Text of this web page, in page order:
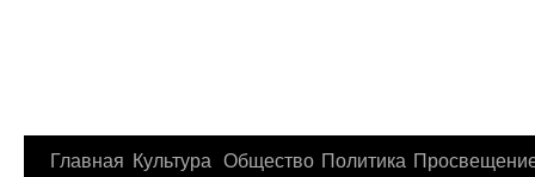
Перейти
Главная Культура Общество Политика